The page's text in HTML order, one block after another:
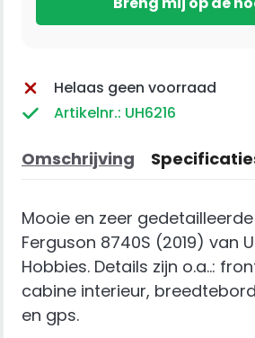
Helaas geen voorraad
Artikelnr.: UH6216
Omschrijving
Mooie en zeer
Ferguson 8740S (2019) van
Hobbies. Details zijn o.a..:
cabine interieur,
en gps.